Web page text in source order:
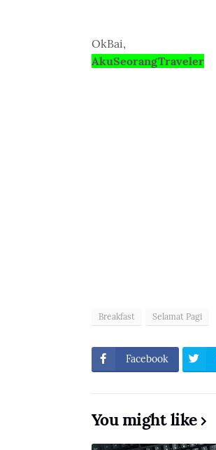
OkBai,
AkuSeorangTraveler
Breakfast Selamat Pagi
Facebook
You might like